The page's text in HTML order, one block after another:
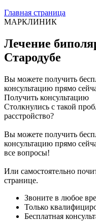
Главная страница
МАРКЛИНИК
Лечение
Стародубе
Вы можете получить
консультацию прямо
Получить консультацию
Столкнулись с такой
расстройство?
Вы можете получить
консультацию прямо
все вопросы!
Или самостоятельно
странице.
Звоните в любое
Только
Бесплатная